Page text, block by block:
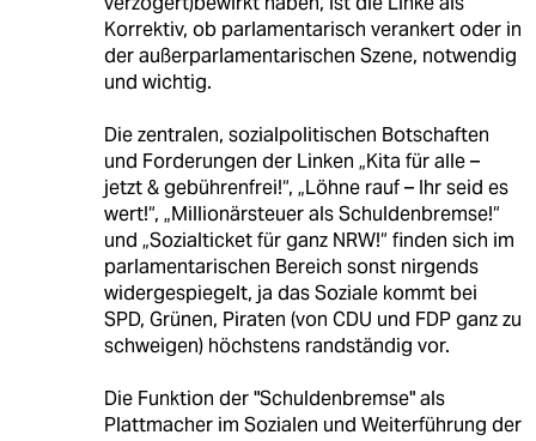
Korrektiv, ob parlamentarisch verankert oder in
der außerparlamentarischen Szene, notwendig
und wichtig.
Die zentralen, sozialpolitischen Botschaften
und Forderungen der Linken „Kita für alle –
jetzt & gebührenfrei!“, „Löhne rauf – Ihr seid es
wert!“, „Millionärsteuer als Schuldenbremse!“
und „Sozialticket für ganz NRW!“ finden sich im
parlamentarischen Bereich sonst nirgends
widergespiegelt, ja das Soziale kommt bei
SPD, Grünen, Piraten (von CDU und FDP ganz zu
schweigen) höchstens randständig vor.
Die Funktion der "Schuldenbremse" als
Plattmacher im Sozialen und Weiterführung der